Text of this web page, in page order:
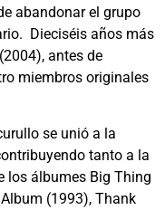
abandonar el grupo
Dieciséis años más
antes de
miembros originales
se unió a la
tanto a la
los álbumes Big Thing
(1993), Thank